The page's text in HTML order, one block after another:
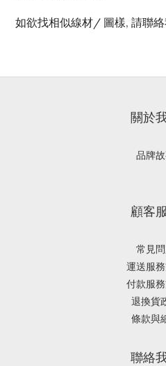
如欲找相似線材/ 圖樣, 請聯
關於
品牌
顧客
常見
運送服
付款服
退換貨
條款與
聯絡